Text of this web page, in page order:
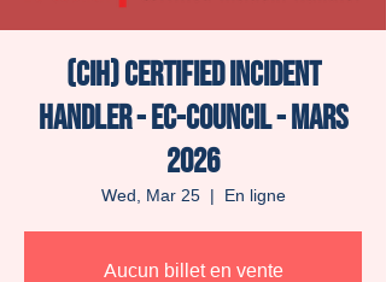
(CIH) Certified Incident
Handler - Ec-Council - Mars
2026
Wed, Mar 25
  |
En ligne
Aucun billet en vente